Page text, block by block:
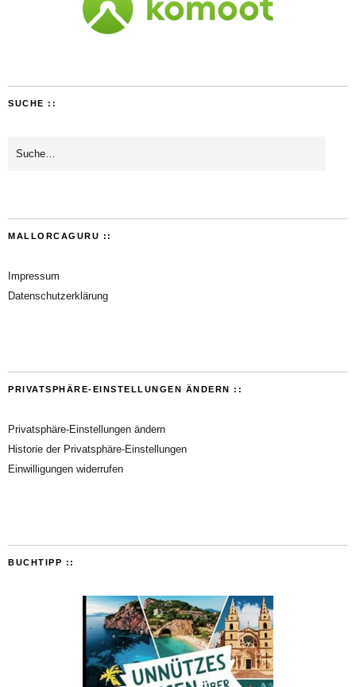
SUCHE ::
MALLORCAGURU ::
Impressum
Datenschutzerklärung
PRIVATSPHÄRE-EINSTELLUNGEN ÄNDERN ::
Privatsphäre-Einstellungen ändern
Historie der Privatsphäre-Einstellungen
Einwilligungen widerrufen
BUCHTIPP ::